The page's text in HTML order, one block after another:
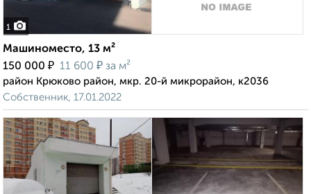
1
Машиноместо, 13 м²
150 000 ₽ 11 600 ₽ за м²
район Крюково район, мкр. 20-й микрорайон, к2036
Собственник, 17.01.2022